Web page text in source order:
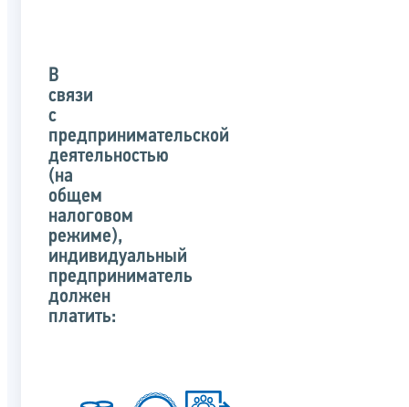
В
связи
с
предпринимательской
деятельностью
(на
общем
налоговом
режиме),
индивидуальный
предприниматель
должен
платить: